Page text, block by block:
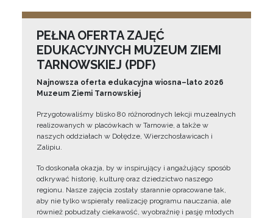
PEŁNA OFERTA ZAJĘĆ
EDUKACYJNYCH MUZEUM ZIEMI
TARNOWSKIEJ (PDF)
Najnowsza oferta edukacyjna wiosna–lato 2026
Muzeum Ziemi Tarnowskiej
Przygotowaliśmy blisko 80 różnorodnych lekcji muzealnych
realizowanych w placówkach w Tarnowie, a także w
naszych oddziałach w Dołędze, Wierzchosławicach i
Zalipiu.
To doskonała okazja, by w inspirujący i angażujący sposób
odkrywać historię, kulturę oraz dziedzictwo naszego
regionu. Nasze zajęcia zostały starannie opracowane tak,
aby nie tylko wspierały realizację programu nauczania, ale
również pobudzały ciekawość, wyobraźnię i pasję młodych